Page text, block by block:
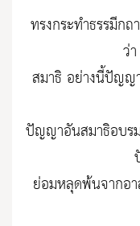
ทรงกระทำธรรมีก
ว่
สมาธิ อย่างนี้ปัญญ
ปัญญาอันสมาธิอบร
ย่อมหลุดพ้นจากอ